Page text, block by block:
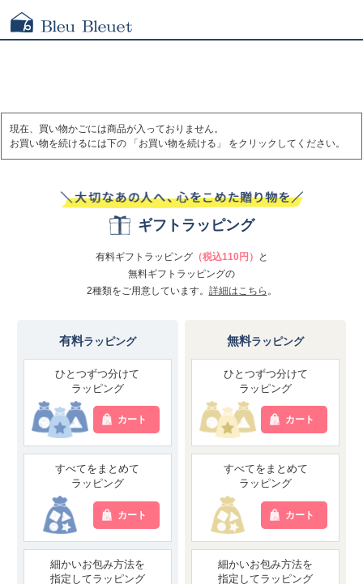
現在、買い物かごには商品が入っておりません。
お買い物を続けるには下の 「お買い物を続ける」 をクリックしてください。
ギフトラッピング
有料ギフトラッピング（税込110円）
と
無料ギフトラッピングの
2種類をご用意しています。 詳細はこちら 。
有料ラッピング
ひとつずつ分けて
ラッピング
カート
すべてをまとめて
ラッピング
カート
細かいお包み方法を
指定してラッピング
無料ラッピング
ひとつずつ分けて
ラッピング
カート
すべてをまとめて
ラッピング
カート
細かいお包み方法を
指定してラッピング